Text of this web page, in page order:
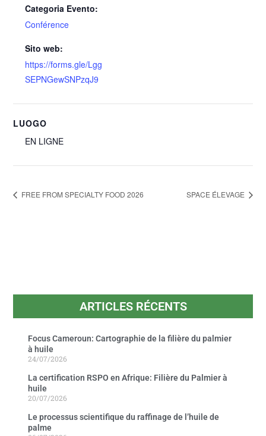
Categoria Evento:
Conférence
Sito web:
https://forms.gle/Lgg
SEPNGewSNPzqJ9
LUOGO
EN LIGNE
FREE FROM SPECIALTY FOOD 2026 SPACE ÉLEVAGE
ARTICLES RÉCENTS
Focus Cameroun: Cartographie de la filière du palmier
à huile
24/07/2026
La certification RSPO en Afrique: Filière du Palmier à
huile
20/07/2026
Le processus scientifique du raffinage de l’huile de
palme